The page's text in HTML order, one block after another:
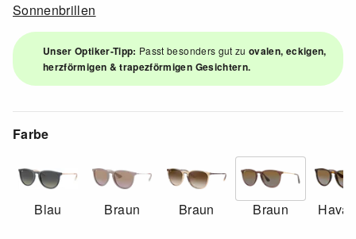
Sonnenbrillen
Unser Optiker-Tipp: Passt besonders gut zuovalen, eckigen,
herzförmigen & trapezförmigen Gesichtern.
Farbe
Blau Braun Braun Braun